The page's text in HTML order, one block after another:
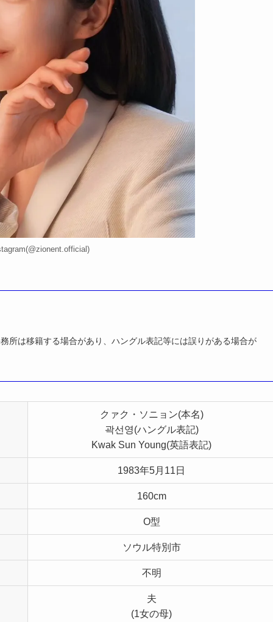
所は移籍する場合があり、ハングル表記等には誤りがある場合が
クァク・ソニョン(本名)
곽선영(ハングル表記)
Kwak Sun Young(英語表記)
1983年5月11日
160cm
O型
ソウル特別市
不明
夫
(1女の母)